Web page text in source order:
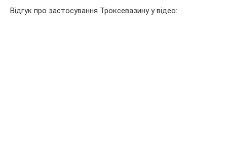
Відгук про застосування Троксевазину у відео: